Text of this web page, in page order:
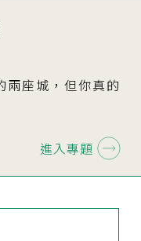
兩座城，但你真的
進入專題